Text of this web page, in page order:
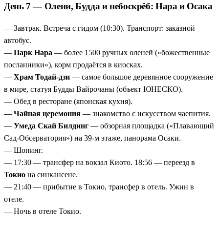
День 7 — Олени, Будда и небоскрёб: Нара и Осака
— Завтрак. Встреча с гидом (10:30). Транспорт: заказной
автобус.
— Парк Нара — более 1500 ручных оленей («божественные
посланники»), корм продаётся в киосках.
— Храм Тодай-дзи — самое большое деревянное сооружение
в мире, статуя Будды Вайрочаны (объект ЮНЕСКО).
— Обед в ресторане (японская кухня).
— Чайная церемония — знакомство с искусством чаепития.
— Умеда Скай Билдинг — обзорная площадка («Плавающий
Сад-Обсерватория») на 39-м этаже, панорама Осаки.
— Шопинг.
— 17:30 — трансфер на вокзал Киото. 18:56 — переезд в
Токио на синкансене.
— 21:40 — прибытие в Токио, трансфер в отель. Ужин в
отеле.
— Ночь в отеле Токио.